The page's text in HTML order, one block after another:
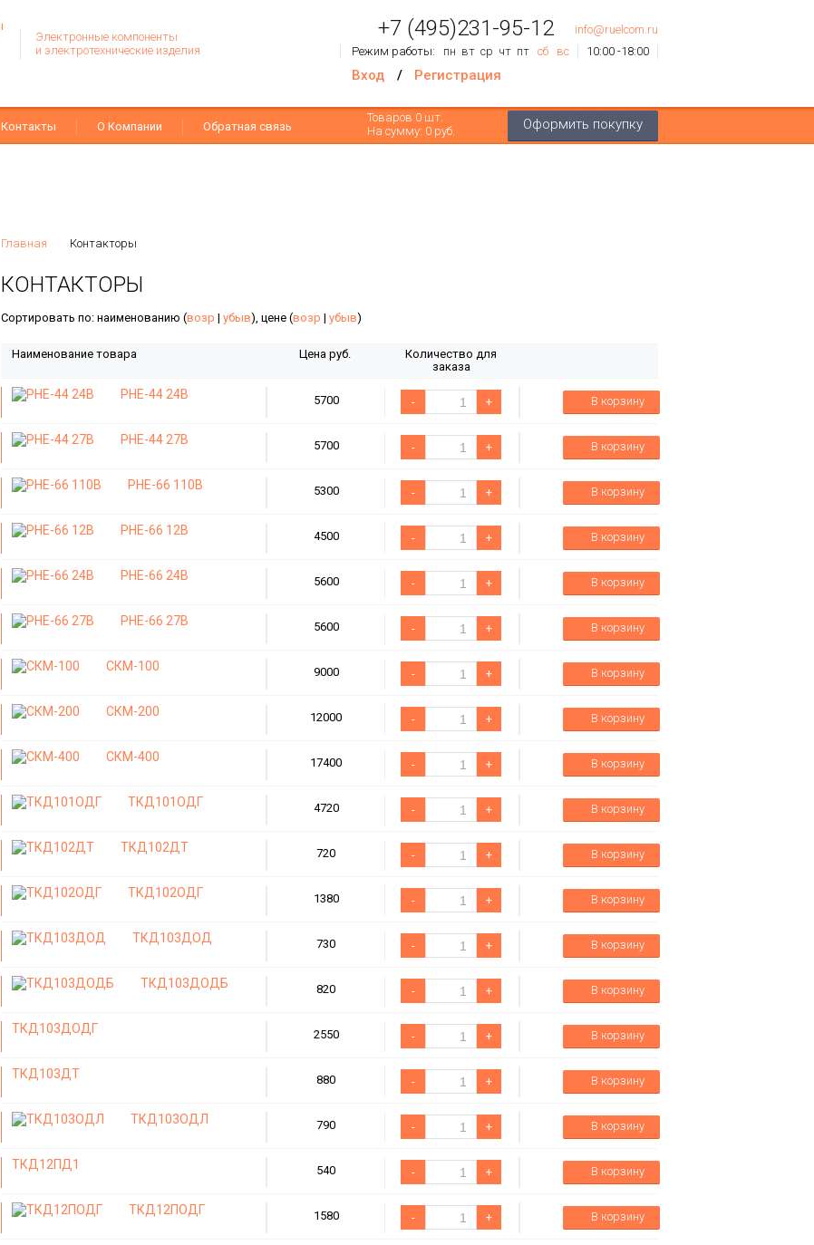
Электронные компоненты
и электротехнические изделия
+7 (495)231-95-12
info@ruelcom.ru
Режим работы:
пн вт ср чт пт сб вс 10:00 -18:00
Вход / Регистрация
Контакты О Компании Обратная связь Оформить покупку
Товаров 0 шт.
На сумму: 0 руб.
Главная Контакторы
КОНТАКТОРЫ
Сортировать по: наименованию (возр | убыв), цене (возр | убыв)
Наименование товара Цена руб.
Количество для
заказа
РНЕ-44 24В 5700 - + В корзину
РНЕ-44 27В 5700 - + В корзину
РНЕ-66 110В 5300 - + В корзину
РНЕ-66 12В 4500 - + В корзину
РНЕ-66 24В 5600 - + В корзину
РНЕ-66 27В 5600 - + В корзину
СКМ-100 9000 - + В корзину
СКМ-200 12000 - + В корзину
СКМ-400 17400 - + В корзину
ТКД101ОДГ 4720 - + В корзину
ТКД102ДТ 720 - + В корзину
ТКД102ОДГ 1380 - + В корзину
ТКД103ДОД 730 - + В корзину
ТКД103ДОДБ 820 - + В корзину
ТКД103ДОДГ 2550 - + В корзину
ТКД103ДТ 880 - + В корзину
ТКД103ОДЛ 790 - + В корзину
ТКД12ПД1 540 - + В корзину
ТКД12ПОДГ 1580 - + В корзину